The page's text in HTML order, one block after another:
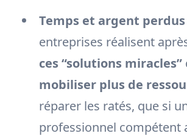
Temps et argent perdus
entreprises réalisent
ces “solutions miracles”
mobiliser plus de
réparer les ratés, que si
professionnel compétent